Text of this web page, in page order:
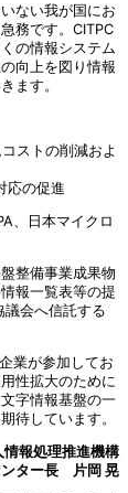
ない我が国にお
務です。CITPC
の情報システム
向上を図り情報
ます。
ストの削減およ
応の促進
、日本マイクロ
整備事業成果物
報一覧表等の提
会へ信託する
業が参加してお
性拡大のために
字情報基盤の一
待しています。
情報処理推進機構
ンター長 片岡 晃